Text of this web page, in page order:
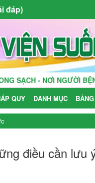
đáp)
- NƠI NGƯỜI BỆNH
QUY DANH MỤC
điều cần lưu